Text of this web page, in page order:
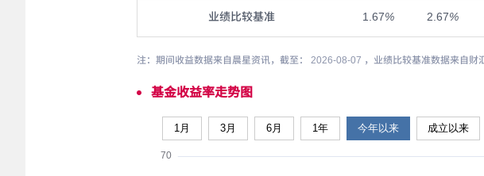
业绩比较基准 1.67% 2.67%
注：期间收益数据来自晨星资讯，截至： 2026-08-07 ，业绩比较基准数据来自
基金收益率走势图
1月 3月 6月 1年 今年以来 成立以来